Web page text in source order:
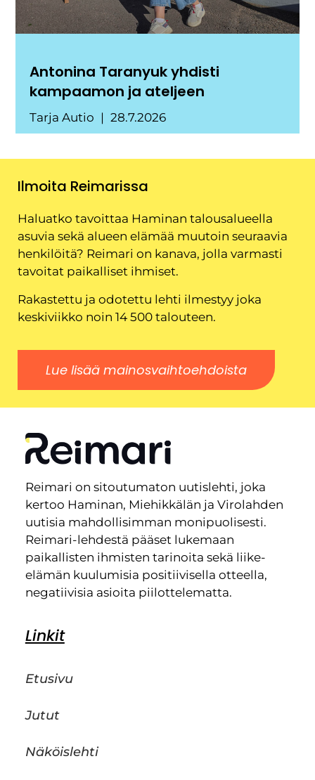
Antonina Taranyuk yhdisti
kampaamon ja ateljeen
Tarja Autio 28.7.2026
Ilmoita Reimarissa
Haluatko tavoittaa Haminan talousalueella
asuvia sekä alueen elämää muutoin seuraavia
henkilöitä? Reimari on kanava, jolla varmasti
tavoitat paikalliset ihmiset.
Rakastettu ja odotettu lehti ilmestyy joka
keskiviikko noin 14 500 talouteen.
Lue lisää mainosvaihtoehdoista
Reimari on sitoutumaton uutislehti, joka
kertoo Haminan, Miehikkälän ja Virolahden
uutisia mahdollisimman monipuolisesti.
Reimari-lehdestä pääset lukemaan
paikallisten ihmisten tarinoita sekä liike-
elämän kuulumisia positiivisella otteella,
negatiivisia asioita piilottelematta.
Linkit
Etusivu
Jutut
Näköislehti